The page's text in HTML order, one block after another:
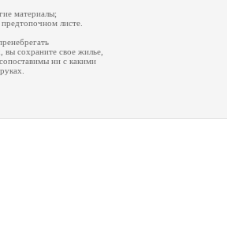
материалы;
листе.
сохраните свое жилье,
ни с какими